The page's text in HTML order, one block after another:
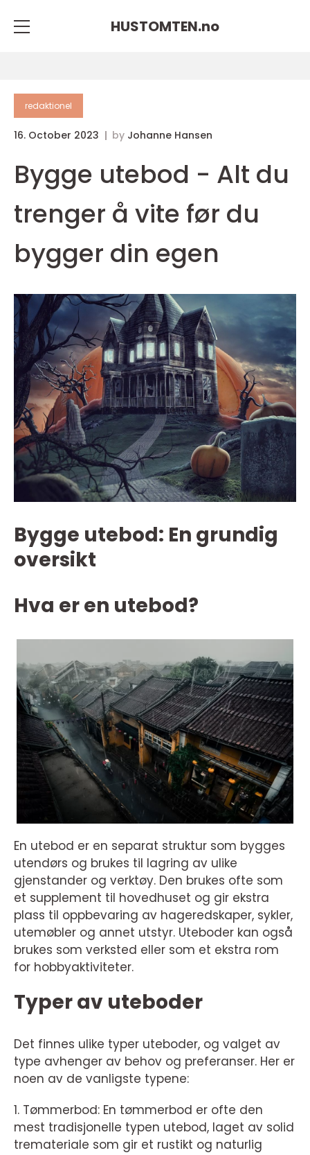
HUSTOMTEN.no
redaktionel
16. October 2023 by Johanne Hansen
Bygge utebod - Alt du
trenger å vite før du
bygger din egen
Bygge utebod: En grundig
oversikt
Hva er en utebod?
En utebod er en separat struktur som bygges
utendørs og brukes til lagring av ulike
gjenstander og verktøy. Den brukes ofte som
et supplement til hovedhuset og gir ekstra
plass til oppbevaring av hageredskaper, sykler,
utemøbler og annet utstyr. Uteboder kan også
brukes som verksted eller som et ekstra rom
for hobbyaktiviteter.
Typer av uteboder
Det finnes ulike typer uteboder, og valget av
type avhenger av behov og preferanser. Her er
noen av de vanligste typene:
1. Tømmerbod: En tømmerbod er ofte den
mest tradisjonelle typen utebod, laget av solid
tremateriale som gir et rustikt og naturlig